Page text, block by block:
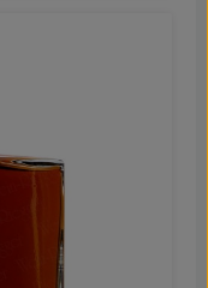
und bietet eine
und
Montifaud vereint
Traube
Früchten mit,
Feinheit und eine
ist ein
Aperitif, der mit
begeistert.In
eine komplexe
Nüssen und einer